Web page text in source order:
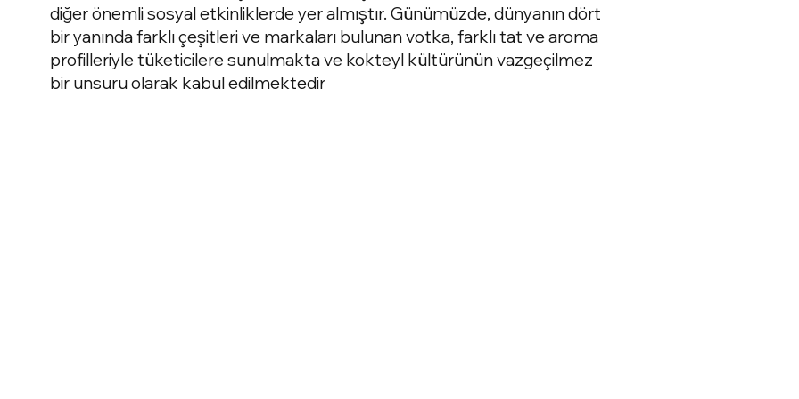
diğer önemli sosyal etkinliklerde yer almıştır. Günümüzde, dünyanın dört
bir yanında farklı çeşitleri ve markaları bulunan votka, farklı tat ve aroma
profilleriyle tüketicilere sunulmakta ve kokteyl kültürünün vazgeçilmez
bir unsuru olarak kabul edilmektedir